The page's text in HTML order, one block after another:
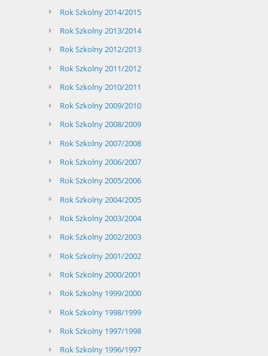
Rok Szkolny 2014/2015
Rok Szkolny 2013/2014
Rok Szkolny 2012/2013
Rok Szkolny 2011/2012
Rok Szkolny 2010/2011
Rok Szkolny 2009/2010
Rok Szkolny 2008/2009
Rok Szkolny 2007/2008
Rok Szkolny 2006/2007
Rok Szkolny 2005/2006
Rok Szkolny 2004/2005
Rok Szkolny 2003/2004
Rok Szkolny 2002/2003
Rok Szkolny 2001/2002
Rok Szkolny 2000/2001
Rok Szkolny 1999/2000
Rok Szkolny 1998/1999
Rok Szkolny 1997/1998
Rok Szkolny 1996/1997